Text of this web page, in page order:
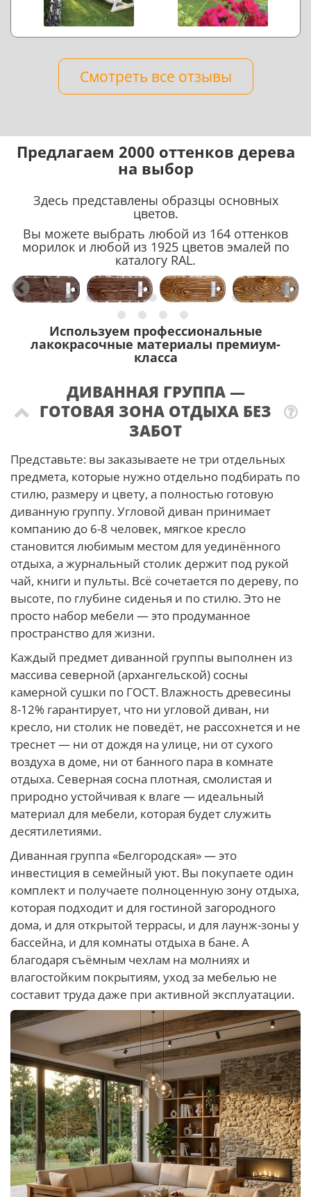
Смотреть все отзывы
Предлагаем 2000 оттенков дерева
на выбор
Здесь представлены образцы основных
цветов.
Вы можете выбрать любой из 164 оттенков
морилок и любой из 1925 цветов эмалей по
каталогу RAL.
Используем профессиональные
лакокрасочные материалы премиум-
класса
ДИВАННАЯ ГРУППА —
ГОТОВАЯ ЗОНА ОТДЫХА БЕЗ
ЗАБОТ
Представьте: вы заказываете не три отдельных
предмета, которые нужно отдельно подбирать по
стилю, размеру и цвету, а полностью готовую
диванную группу. Угловой диван принимает
компанию до 6-8 человек, мягкое кресло
становится любимым местом для уединённого
отдыха, а журнальный столик держит под рукой
чай, книги и пульты. Всё сочетается по дереву, по
высоте, по глубине сиденья и по стилю. Это не
просто набор мебели — это продуманное
пространство для жизни.
Каждый предмет диванной группы выполнен из
массива северной (архангельской) сосны
камерной сушки по ГОСТ. Влажность древесины
8-12% гарантирует, что ни угловой диван, ни
кресло, ни столик не поведёт, не рассохнется и не
треснет — ни от дождя на улице, ни от сухого
воздуха в доме, ни от банного пара в комнате
отдыха. Северная сосна плотная, смолистая и
природно устойчивая к влаге — идеальный
материал для мебели, которая будет служить
десятилетиями.
Диванная группа «Белгородская» — это
инвестиция в семейный уют. Вы покупаете один
комплект и получаете полноценную зону отдыха,
которая подходит и для гостиной загородного
дома, и для открытой террасы, и для лаунж-зоны у
бассейна, и для комнаты отдыха в бане. А
благодаря съёмным чехлам на молниях и
влагостойким покрытиям, уход за мебелью не
составит труда даже при активной эксплуатации.